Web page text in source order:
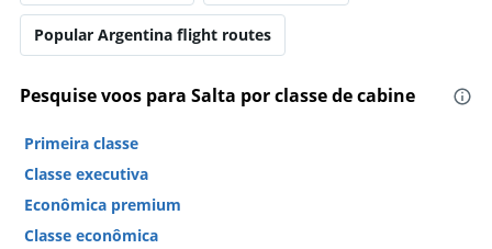
Popular Argentina flight routes
Pesquise voos para Salta por classe de cabine
Primeira classe
Classe executiva
Econômica premium
Classe econômica